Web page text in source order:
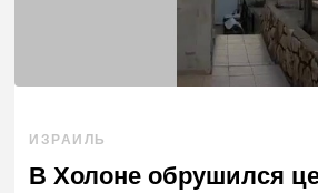
ИЗРАИЛЬ
В Холоне обрушился